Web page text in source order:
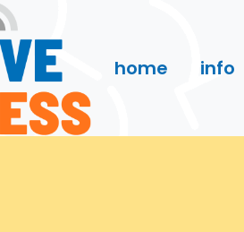
home info